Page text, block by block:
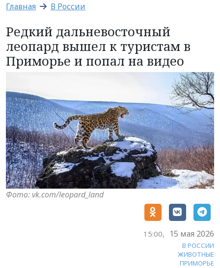
Главная В России
Редкий дальневосточный
леопард вышел к туристам в
Приморье и попал на видео
Фото: vk.com/leopard_land
15:00, 15 мая 2026
В РОССИИ
ЖИВОТНЫЕ
ПРИМОРЬЕ